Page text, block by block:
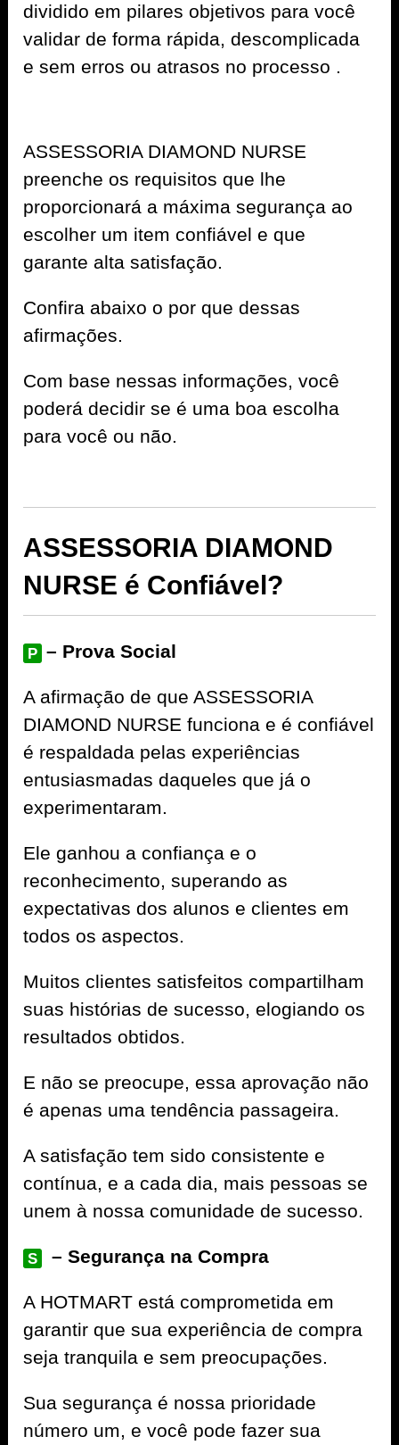
dividido em pilares objetivos para você
validar de forma rápida, descomplicada
e sem erros ou atrasos no processo .
ASSESSORIA DIAMOND NURSE
preenche os requisitos que lhe
proporcionará a máxima segurança ao
escolher um item confiável e que
garante alta satisfação.
Confira abaixo o por que dessas
afirmações.
Com base nessas informações, você
poderá decidir se é uma boa escolha
para você ou não.
ASSESSORIA DIAMOND
NURSE é Confiável?
P – Prova Social
A afirmação de que ASSESSORIA
DIAMOND NURSE funciona e é confiável
é respaldada pelas experiências
entusiasmadas daqueles que já o
experimentaram.
Ele ganhou a confiança e o
reconhecimento, superando as
expectativas dos alunos e clientes em
todos os aspectos.
Muitos clientes satisfeitos compartilham
suas histórias de sucesso, elogiando os
resultados obtidos.
E não se preocupe, essa aprovação não
é apenas uma tendência passageira.
A satisfação tem sido consistente e
contínua, e a cada dia, mais pessoas se
unem à nossa comunidade de sucesso.
S – Segurança na Compra
A HOTMART está comprometida em
garantir que sua experiência de compra
seja tranquila e sem preocupações.
Sua segurança é nossa prioridade
número um, e você pode fazer sua